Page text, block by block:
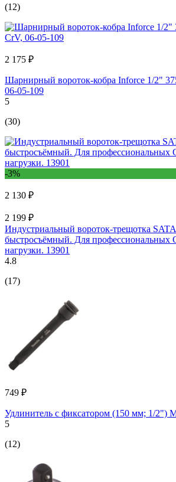
(12)
2 175 ₽
Шарнирный вороток-кобра Inforce 1/2"
06-05-109
5
(30)
-3%
2 130 ₽
2 199 ₽
Индустриальный вороток-трещотка
быстросъёмный. Для профессиональных
нагрузки. 13901
4.8
(17)
749 ₽
Удлинитель с фиксатором (150 мм; 1/2")
5
(12)